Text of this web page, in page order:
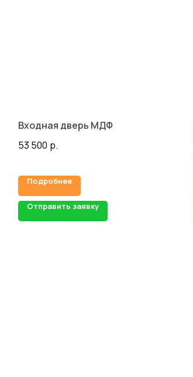
Входная дверь МДФ
53 500 р.
Подробнее
Отправить заявку